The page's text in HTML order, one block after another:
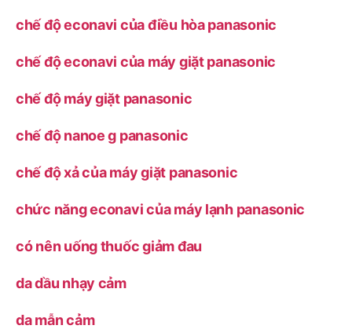
chế độ econavi của điều hòa panasonic
chế độ econavi của máy giặt panasonic
chế độ máy giặt panasonic
chế độ nanoe g panasonic
chế độ xả của máy giặt panasonic
chức năng econavi của máy lạnh panasonic
có nên uống thuốc giảm đau
da dầu nhạy cảm
da mẫn cảm